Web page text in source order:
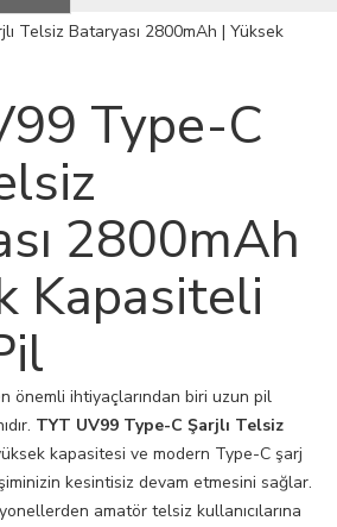
Telsiz Bataryası 2800mAh | Yüksek
Type-C
2800mAh
Kapasiteli
önemli ihtiyaçlarından biri uzun pil
TYT UV99 Type-C Şarjlı Telsiz
kapasitesi ve modern Type-C şarj
kesintisiz devam etmesini sağlar.
amatör telsiz kullanıcılarına